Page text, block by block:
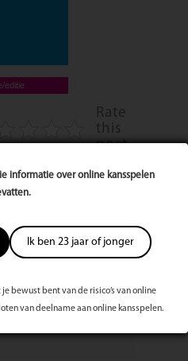
informatie over online kansspelen
Ik ben 23 jaar of jonger
bewust bent van de risico’s van online
van deelname aan online kansspelen.
editie
Rate
this
post